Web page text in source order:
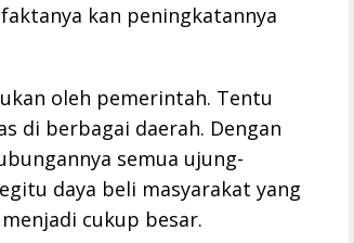
kan peningkatannya
oleh pemerintah. Tentu
di berbagai daerah. Dengan
semua ujung-
daya beli masyarakat yang
cukup besar.